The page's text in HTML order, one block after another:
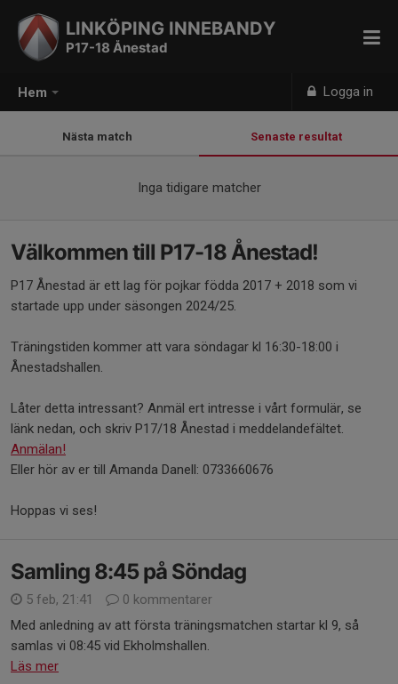
Hem Logga in
LINKÖPING INNEBANDY
P17-18 Ånestad
Nästa match Senaste resultat
Inga tidigare matcher
Välkommen till P17-18 Ånestad!
P17 Ånestad är ett lag för pojkar födda 2017 + 2018 som vi
startade upp under säsongen 2024/25.
Träningstiden kommer att vara söndagar kl 16:30-18:00 i
Ånestadshallen.
Låter detta intressant? Anmäl ert intresse i vårt formulär, se
länk nedan, och skriv P17/18 Ånestad i meddelandefältet.
Anmälan!
Eller hör av er till Amanda Danell: 0733660676
Hoppas vi ses!
Samling 8:45 på Söndag
5 feb, 21:41
0 kommentarer
Med anledning av att första träningsmatchen startar kl 9, så
samlas vi 08:45 vid Ekholmshallen.
Läs mer